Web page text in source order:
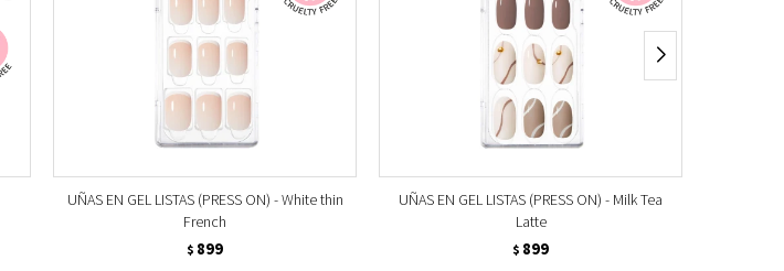
UÑAS EN GEL LISTAS (PRESS ON) - White thin
French
$ 899
UÑAS EN GEL LISTAS (PRESS ON) - Milk Tea
Latte
$ 899